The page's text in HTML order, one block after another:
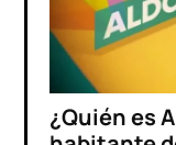
¿Quién es